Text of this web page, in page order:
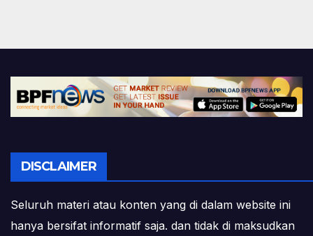
DISCLAIMER
Seluruh materi atau konten yang di dalam website ini
hanya bersifat informatif saja. dan tidak di maksudkan